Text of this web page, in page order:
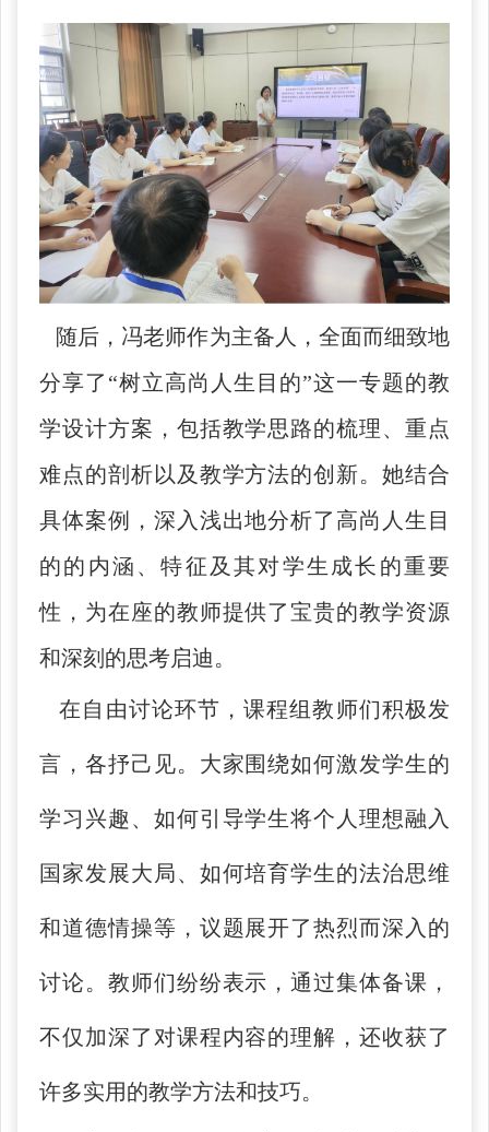
随后，冯老师作为主备人，全面而细致地
分享了“树立高尚人生目的”这一专题的教
学设计方案，包括教学思路的梳理、重点
难点的剖析以及教学方法的创新。她结合
具体案例，深入浅出地分析了高尚人生目
的的内涵、特征及其对学生成长的重要
性，为在座的教师提供了宝贵的教学资源
和深刻的思考启迪。
在自由讨论环节，课程组教师们积极发
言，各抒己见。大家围绕如何激发学生的
学习兴趣、如何引导学生将个人理想融入
国家发展大局、如何培育学生的法治思维
和道德情操等 ， 议题展开了热烈而深入的
讨论。教师们纷纷表示，通过集体备课，
不仅加深了对课程内容的理解，还收获了
许多实用的教学方法和技巧。